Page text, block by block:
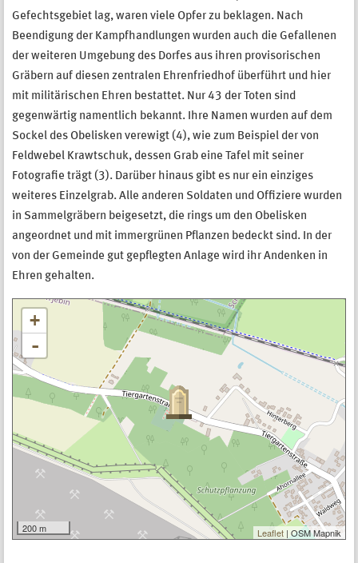
Gefechtsgebiet lag, waren viele Opfer zu beklagen. Nach
Beendigung der Kampfhandlungen wurden auch die Gefallenen
der weiteren Umgebung des Dorfes aus ihren provisorischen
Gräbern auf diesen zentralen Ehrenfriedhof überführt und hier
mit militärischen Ehren bestattet. Nur 43 der Toten sind
gegenwärtig namentlich bekannt. Ihre Namen wurden auf dem
Sockel des Obelisken verewigt (4), wie zum Beispiel der von
Feldwebel Krawtschuk, dessen Grab eine Tafel mit seiner
Fotograﬁe trägt (3). Darüber hinaus gibt es nur ein einziges
weiteres Einzelgrab. Alle anderen Soldaten und Ofﬁziere wurden
in Sammelgräbern beigesetzt, die rings um den Obelisken
angeordnet und mit immergrünen Pﬂanzen bedeckt sind. In der
von der Gemeinde gut gepﬂegten Anlage wird ihr Andenken in
Ehren gehalten.
+
-
200 m Leaflet | OSM Mapnik